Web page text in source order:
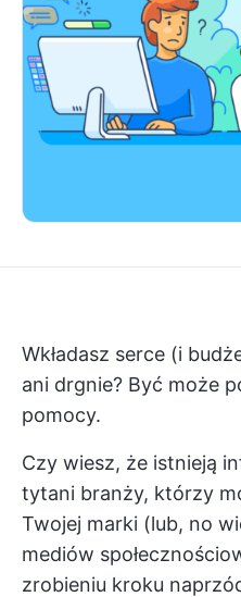
Wkładasz serce (i
ani drgnie? Być może
pomocy.
Czy wiesz, że istnieją
tytani branży, którzy
Twojej marki (lub, no
mediów
zrobieniu kroku